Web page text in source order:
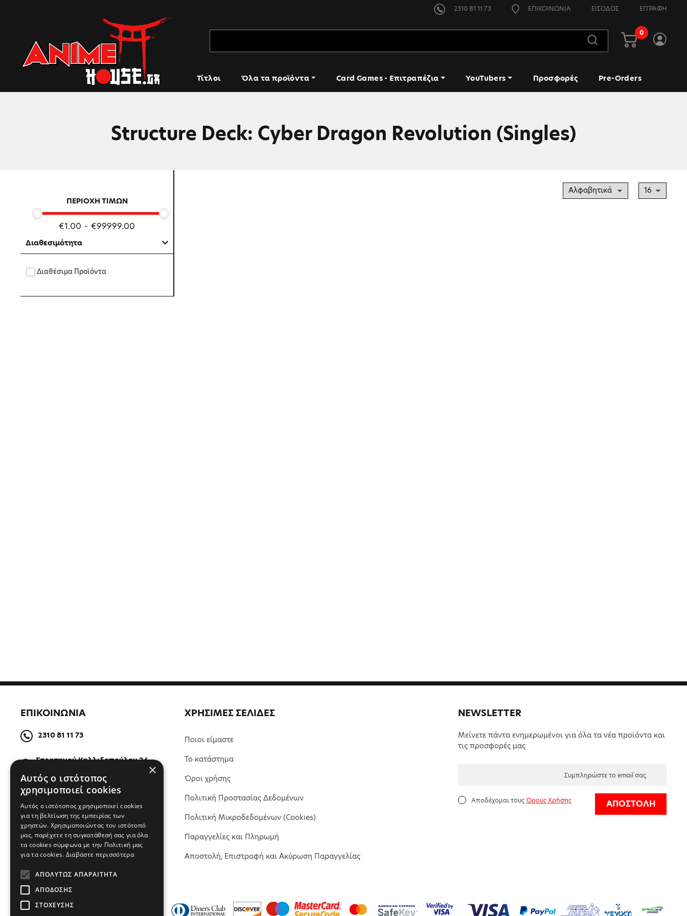
2310 81 11 73 ΕΠΙΚΟΙΝΩΝΙΑ ΕΙΣΟΔΟΣ ΕΓΓΡΑΦΗ
0
Τίτλοι Όλα τα προϊόντα Card Games - Επιτραπέζια YouTubers Προσφορές Pre-Orders
Structure Deck: Cyber Dragon Revolution (Singles)
ΠΕΡΙΟΧΗ ΤΙΜΩΝ
€1.00 - €99999.00
Διαθεσιμότητα
Διαθέσιμα Προϊόντα
ΕΠΙΚΟΙΝΩΝΙΑ
2310 81 11 73
Στρατηγού Καλλιδοπούλου 26,
ΧΡΗΣΙΜΕΣ ΣΕΛΙΔΕΣ
Ποιοι είμαστε
Το κατάστημα
Όροι χρήσης
Πολιτική Προστασίας Δεδομένων
Πολιτική Μικροδεδομένων (Cookies)
Παραγγελίες και Πληρωμή
Αποστολή, Επιστροφή και Ακύρωση Παραγγελίας
NEWSLETTER
Μείνετε πάντα ενημερωμένοι για όλα τα νέα προϊόντα και
τις προσφορές μας
Αποδέχομαι τουςΌρους Χρήσης ΑΠΟΣΤΟΛΗ
×
Αυτός ο ιστότοπος
χρησιμοποιεί cookies
Αυτός ο ιστότοπος χρησιμοποιεί cookies
για τη βελτίωση της εμπειρίας των
χρηστών. Χρησιμοποιώντας τον ιστότοπό
μας, παρέχετε τη συγκατάθεσή σας για όλα
τα cookies σύμφωνα με την Πολιτική μας
για τα cookies. Διαβάστε περισσότερα
ΑΠΟΛΎΤΩΣ ΑΠΑΡΑΊΤΗΤΑ
ΑΠΌΔΟΣΗΣ
ΣΤΌΧΕΥΣΗΣ